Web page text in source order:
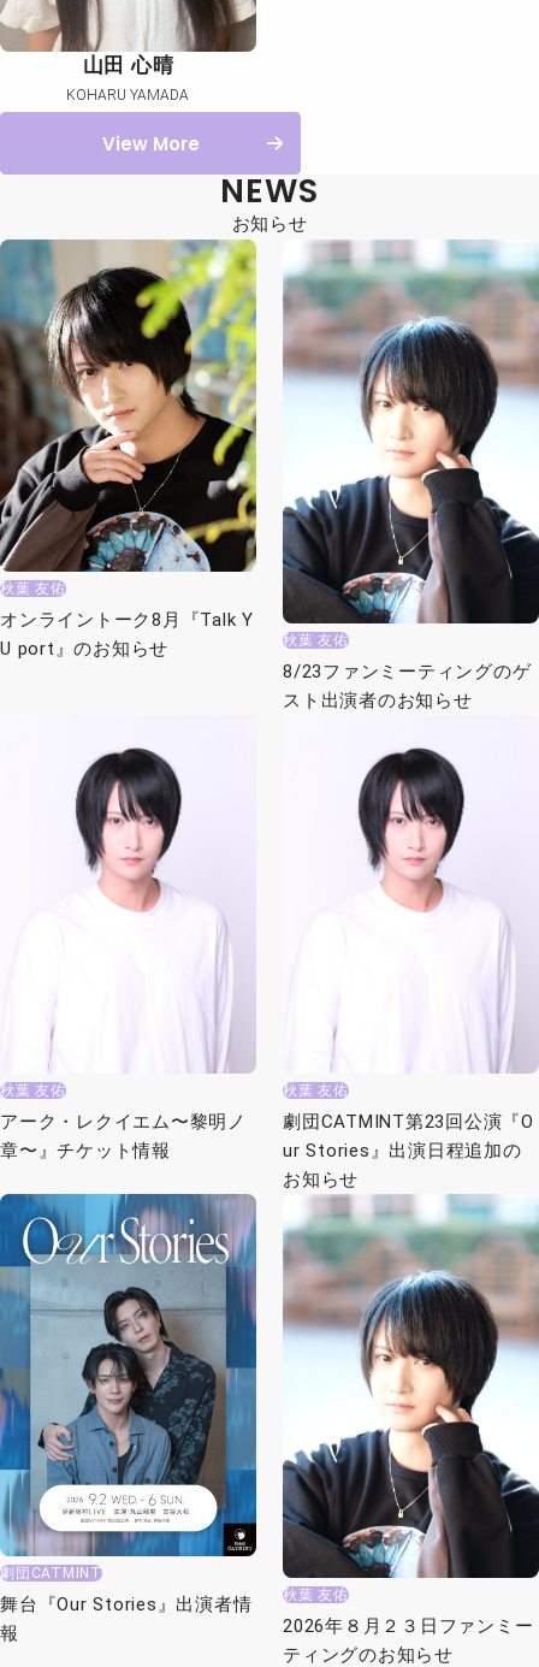
山田 心晴
KOHARU YAMADA
View More
NEWS
お知らせ
秋葉 友佑
オンライントーク8月『Talk Y
U port』のお知らせ
秋葉 友佑
8/23ファンミーティングのゲ
スト出演者のお知らせ
秋葉 友佑
アーク・レクイエム〜黎明ノ
章〜』チケット情報
秋葉 友佑
劇団CATMINT第23回公演『O
ur Stories』出演日程追加の
お知らせ
劇団CATMINT
舞台『Our Stories』出演者情
報
秋葉 友佑
2026年８月２３日ファンミー
ティングのお知らせ